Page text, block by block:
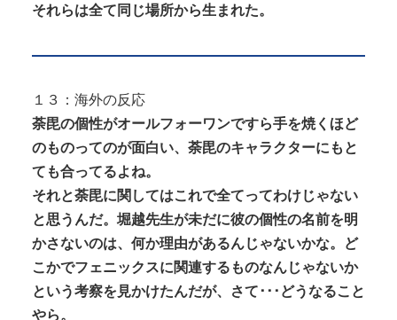
それらは全て同じ場所から生まれた。
１３：海外の反応
荼毘の個性がオールフォーワンですら手を焼くほど
のものってのが面白い、荼毘のキャラクターにもと
ても合ってるよね。
それと荼毘に関してはこれで全てってわけじゃない
と思うんだ。堀越先生が未だに彼の個性の名前を明
かさないのは、何か理由があるんじゃないかな。ど
こかでフェニックスに関連するものなんじゃないか
という考察を見かけたんだが、さて･･･どうなること
やら。